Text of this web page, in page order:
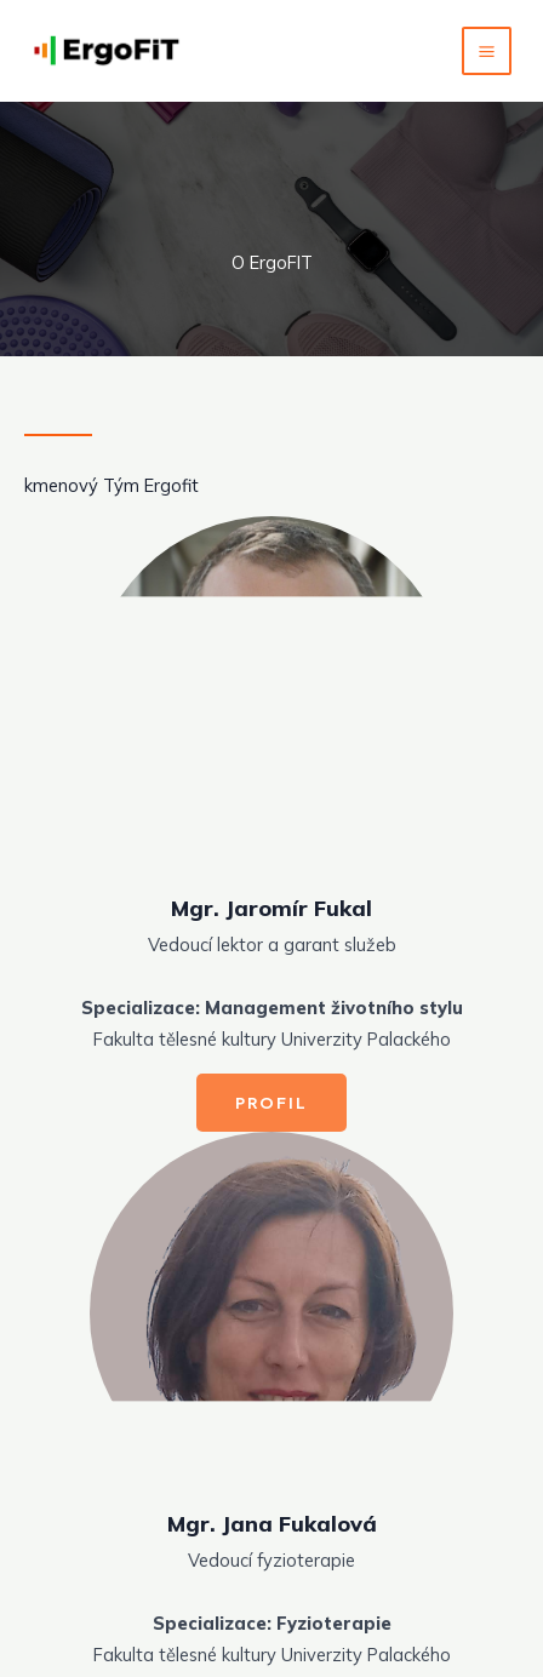
O ErgoFIT
kmenový Tým Ergofit
Mgr. Jaromír Fukal
Vedoucí lektor a garant služeb
Specializace: Management životního stylu
Fakulta tělesné kultury Univerzity Palackého
PROFIL
Mgr. Jana Fukalová
Vedoucí fyzioterapie
Specializace: Fyzioterapie
Fakulta tělesné kultury Univerzity Palackého